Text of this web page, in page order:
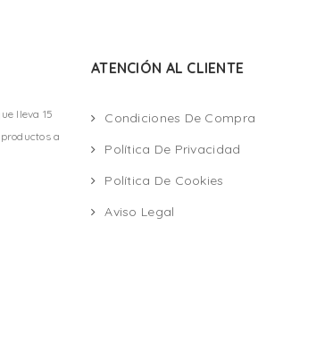
lleva 15
a
ATENCIÓN AL CLIENTE
Condiciones De Compra
Política De Privacidad
Política De Cookies
Aviso Legal